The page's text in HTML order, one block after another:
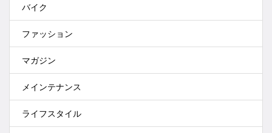
バイク
ファッション
マガジン
メインテナンス
ライフスタイル